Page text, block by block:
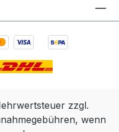
und zwei
mit
und zwei
hat die
zzgl.
wenn